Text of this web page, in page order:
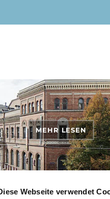
Webseite verwendet
MEHR LESEN